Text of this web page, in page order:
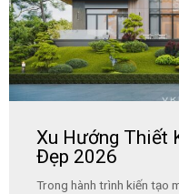
Xu Hướng Thiết
Đẹp 2026
Trong hành trình kiến tạo